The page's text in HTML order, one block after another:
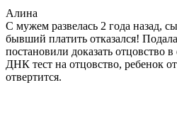
Алина
С мужем развелась 2 года назад,
бывший платить отказался!
постановили доказать отцовство
ДНК тест на отцовство, ребенок
отвертится.